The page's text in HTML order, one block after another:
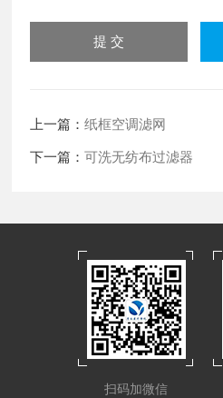
上一篇：纸框空调滤网
下一篇：可洗无纺布过滤器
扫码加微信